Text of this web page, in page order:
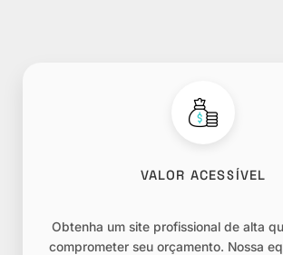
VALOR ACESSÍVEL
Obtenha um site profissional de alta
comprometer seu orçamento. Nossa